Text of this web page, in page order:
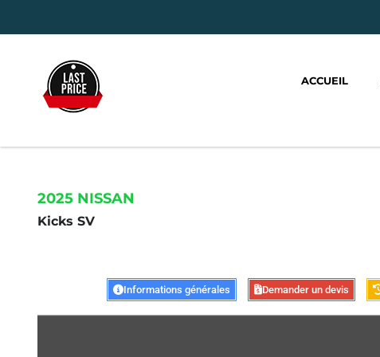
ACCUEIL
2025 NISSAN
Kicks SV
Informations générales Demander un devis